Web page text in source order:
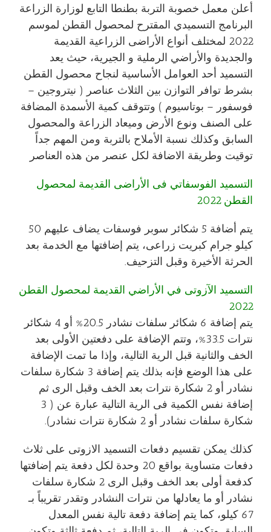
أعلن معمل خصوبة التربة بطنطا التابع لوزارة الزراعة
البرنامج التسميدي المقترح لمحصول القطن لموسم
2022 لمختلف أنواع الأراضى الزراعية القديمة
والجديدة والأراضي الرملية و الجيرية، حيث يعد
التسميد أحد العوامل الأساسية لنجاح محصول القطن
بشرط توافر التوازن بين الثلاث عناصر ( نيتروجين –
فوسفور – بوتاسيوم ) وتتوقف كمية الأسمدة المضافة
على الصنف ونوع الأرض وميعاد الزراعة والمحصول
السابق وكذلك نسبة الأملاح بالتربة ومن المهم جداً
توقيت وطريقة الاضافة لكل عنصر من هذه العناصر
التسميد الفوسفاتي فى الأراضى القديمة لمحصول
القطن 2022
يتم أضافة 5 شكائر سوبر فوسفات يضاف عليهم 50
كيلو جرام كبريت زراعى، يتم إضافتها مع الخدمة بعد
الحرثة الأخيرة وقبل التزحيف.
التسميد الآزوتى في الأراضي القديمة لمحصول القطن
2022
يتم إضافة 6 شكائر سلفات نشادر 20.5% أو 4 شكائر
نترات 33.5%، وتتم الإضافة على دفعتين الأولى بعد
الخف والثانية قبل الرية التالية، وإذا ما تمت الإضافة
على هذا الوضع فإنه بذلك يتم إضافة 3 شكارة سلفات
نشادر أو 2 شكارة نترات بعد الخف وقبل الرى ثم
إضافة نفس الكمية فى الرية التالية عبارة عن ( 3
شكارة سلفات نشادر أو 2 شكارة نترات نشادر).
كذلك يمكن تقسيم دفعات التسميد الازوتى على ثلاث
دفعات متساوية بواقع 20 وحدة لكل دفعة يتم إضافتها
كدفعة أولى بعد الخف وقبل الرى 2 شكارة سلفات
نشادر أو ما يعادلها من نترات النشادر وتقدر تقريباً بـ
67 كيلو، كما يتم إضافة دفعة تالية نفس المعدل